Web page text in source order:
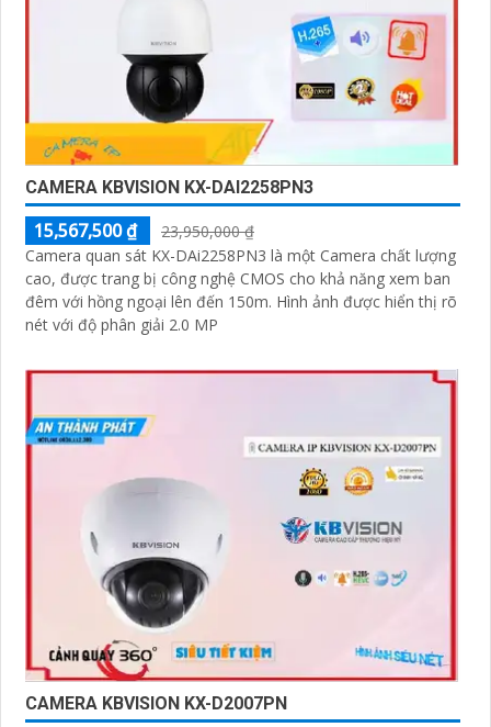
CAMERA KBVISION KX-DAI2258PN3
15,567,500 ₫
23,950,000 ₫
Camera quan sát KX-DAi2258PN3 là một Camera chất lượng
cao, được trang bị công nghệ CMOS cho khả năng xem ban
đêm với hồng ngoại lên đến 150m. Hình ảnh được hiển thị rõ
nét với độ phân giải 2.0 MP
CAMERA KBVISION KX-D2007PN